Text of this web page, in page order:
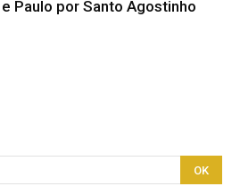
Paulo por Santo Agostinho